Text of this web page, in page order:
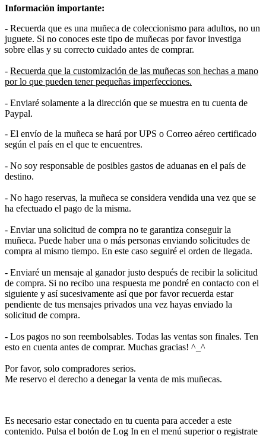
Información importante:
- Recuerda que es una muñeca de coleccionismo para adultos, no un
juguete. Si no conoces este tipo de muñecas por favor investiga
sobre ellas y su correcto cuidado antes de comprar.
- Recuerda que la customización de las muñecas son hechas a mano
por lo que pueden tener pequeñas imperfecciones.
- Enviaré solamente a la dirección que se muestra en tu cuenta de
Paypal.
- El envío de la muñeca se hará por UPS o Correo aéreo certificado
según el país en el que te encuentres.
- No soy responsable de posibles gastos de aduanas en el país de
destino.
- No hago reservas, la muñeca se considera vendida una vez que se
ha efectuado el pago de la misma.
- Enviar una solicitud de compra no te garantiza conseguir la
muñeca. Puede haber una o más personas enviando solicitudes de
compra al mismo tiempo. En este caso seguiré el orden de llegada.
- Enviaré un mensaje al ganador justo después de recibir la solicitud
de compra. Si no recibo una respuesta me pondré en contacto con el
siguiente y así sucesivamente así que por favor recuerda estar
pendiente de tus mensajes privados una vez hayas enviado la
solicitud de compra.
- Los pagos no son reembolsables. Todas las ventas son finales. Ten
esto en cuenta antes de comprar. Muchas gracias! ^_^
Por favor, solo compradores serios.
Me reservo el derecho a denegar la venta de mis muñecas.
Es necesario estar conectado en tu cuenta para acceder a este
contenido. Pulsa el botón de Log In en el menú superior o registrate